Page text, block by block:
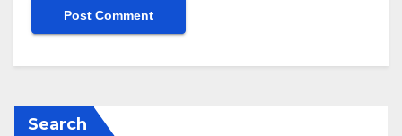
Search